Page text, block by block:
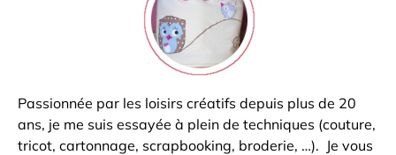
Passionnée par les loisirs créatifs depuis plus de 20
ans, je me suis essayée à plein de techniques (couture,
tricot, cartonnage, scrapbooking, broderie, …). Je vous